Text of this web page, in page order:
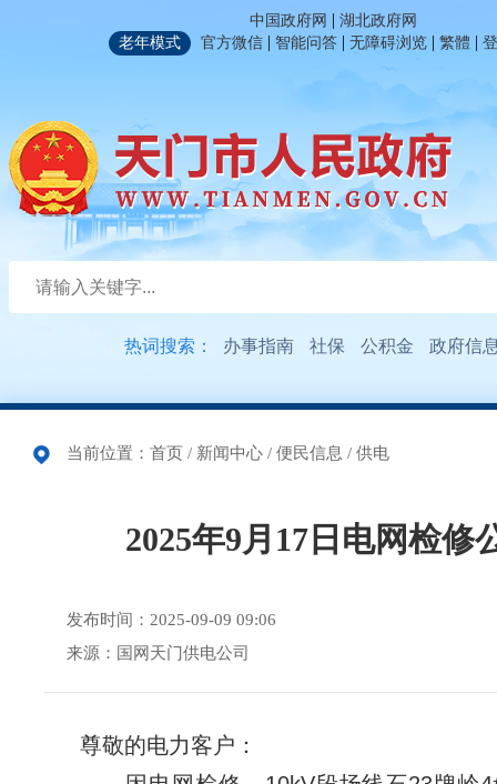
中国政府网 | 湖北政府网
老年模式
官方微信 | 智能问答 | 无障碍浏览 | 繁體 |
热词搜索： 办事指南 社保 公积金 政府信
当前位置： 首页 / 新闻中心 / 便民信息 / 供电
2025年9月17日电网检修
发布时间：2025-09-09 09:06
来源：国网天门供电公司
尊敬的电力客户：